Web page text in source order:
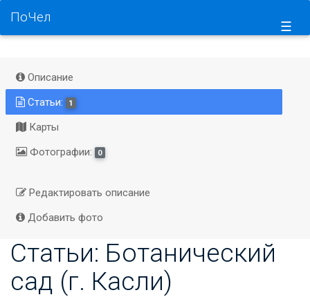
☰
ПоЧел
Описание
Статьи:
1
Карты
Фотографии:
0
Редактировать описание
Добавить фото
Статьи: Ботанический
сад (г. Касли)